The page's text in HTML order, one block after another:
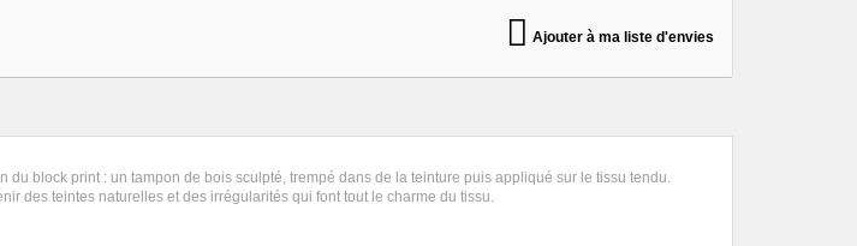
Ajouter à ma liste d'envies
du block print : un tampon de bois sculpté, trempé dans de la teinture puis appliqué sur le tissu tendu.
des teintes naturelles et des irrégularités qui font tout le charme du tissu.